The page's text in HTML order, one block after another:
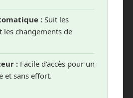
:Suit les
les changements de
: Facile d'accès pour un
et sans effort.